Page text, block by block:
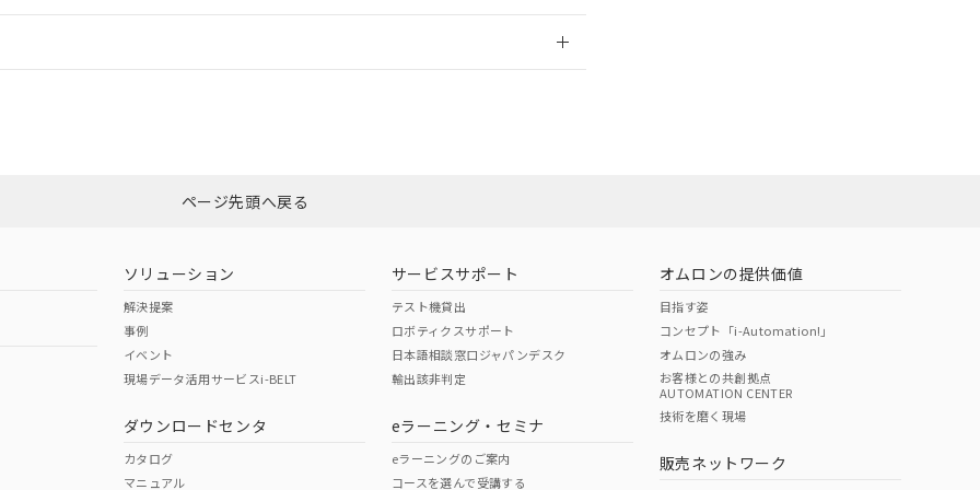
ダウンロードはこちら
（日本
（アメリカ
この製品の規格認証/適合状況ページへ
その他の認証はこちらのページからご検索ください
ページ先頭へ戻る
ソリューション
解決提案
事例
イベント
現場データ活用サービスi-BELT
ダウンロードセンタ
カタログ
マニュアル
サービスサポート
テスト機貸出
ロボティクスサポート
日本語相談窓口ジャパンデスク
輸出該非判定
eラーニング・セミナ
eラーニングのご案内
コースを選んで受講する
オムロンの提供価値
目指す姿
コンセプト「i-Automation!」
オムロンの強み
お客様との共創拠点
AUTOMATION CENTER
技術を磨く現場
販売ネットワーク